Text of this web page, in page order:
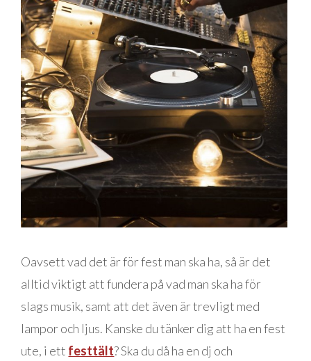
Oavsett vad det är för fest man ska ha, så är det
alltid viktigt att fundera på vad man ska ha för
slags musik, samt att det även är trevligt med
lampor och ljus. Kanske du tänker dig att ha en fest
ute, i ett festtält? Ska du då ha en dj och